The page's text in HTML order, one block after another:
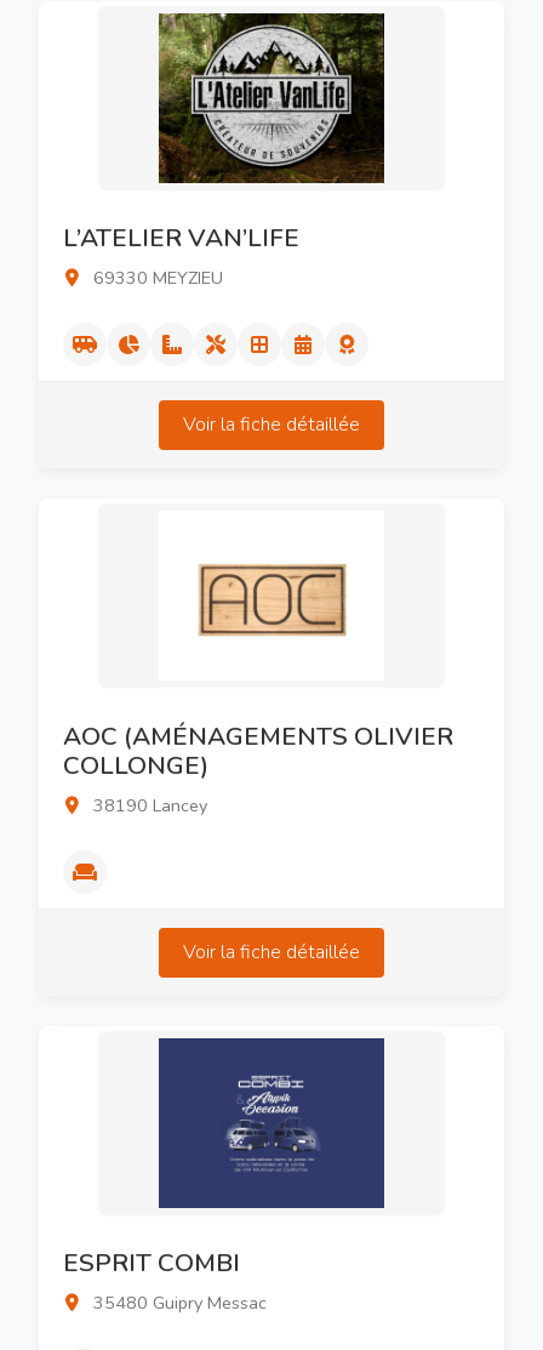
L’ATELIER VAN’LIFE
69330 MEYZIEU
Voir la fiche détaillée
AOC (AMÉNAGEMENTS OLIVIER
COLLONGE)
38190 Lancey
Voir la fiche détaillée
ESPRIT COMBI
35480 Guipry Messac